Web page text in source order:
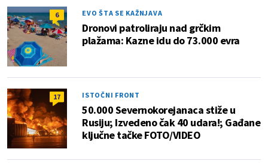
6 EVO ŠTA SE KAŽNJAVA
Dronovi patroliraju nad grčkim
plažama: Kazne idu do 73.000 evra
17 ISTOČNI FRONT
50.000 Severnokorejanaca stiže u
Rusiju; Izvedeno čak 40 udara!; Gađane
ključne tačke FOTO/VIDEO